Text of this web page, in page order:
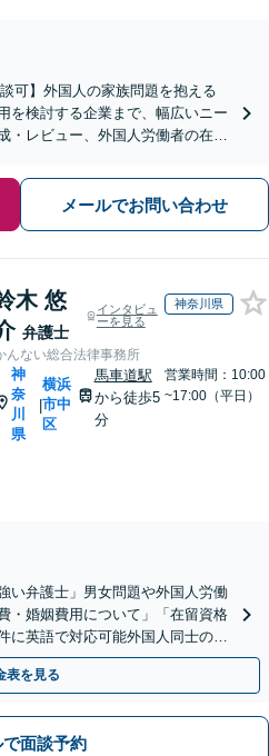
可】外国人の家族問題を抱える
を検討する企業まで、幅広いニー
・レビュー、外国人労働者の在留
メールでお問い合わせ
木 悠
弁護士
インタビュ
ーを見る
神奈川県
んない総合法律事務所
神
奈
川
県
|
横浜
市中
区
馬車道駅
から徒歩5
分
営業時間：10:00
~17:00（平日）
い弁護士」男女問題や外国人労働
・婚姻費用について」「在留資格
に英語で対応可能外国人同士の金
・夜間相談可】
表を見る
で面談予約